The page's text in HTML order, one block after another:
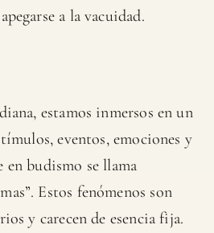
a la vacuidad.
estamos inmersos en un
eventos, emociones y
en budismo se llama
Estos fenómenos son
y carecen de esencia fija.